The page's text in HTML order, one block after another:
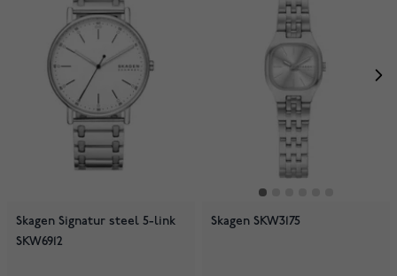
Skagen Signatur steel 5-link
SKW6912
Skagen SKW3175